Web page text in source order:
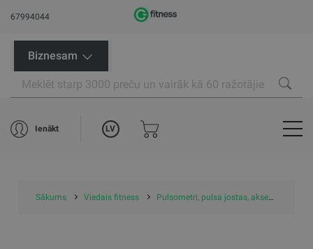
67994044
Biznesam
Ienākt LV
Sākums Viedais fitness Pulsometri, pulsa jostas, aksesuāri